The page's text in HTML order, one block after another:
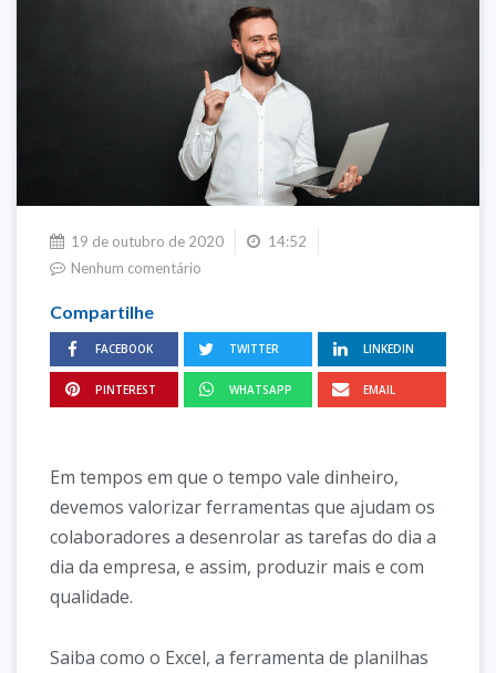
19 de outubro de 2020
14:52
Nenhum comentário
Compartilhe
FACEBOOK TWITTER LINKEDIN
PINTEREST WHATSAPP EMAIL
Em tempos em que o tempo vale dinheiro,
devemos valorizar ferramentas que ajudam os
colaboradores a desenrolar as tarefas do dia a
dia da empresa, e assim, produzir mais e com
qualidade.
Saiba como o Excel, a ferramenta de planilhas